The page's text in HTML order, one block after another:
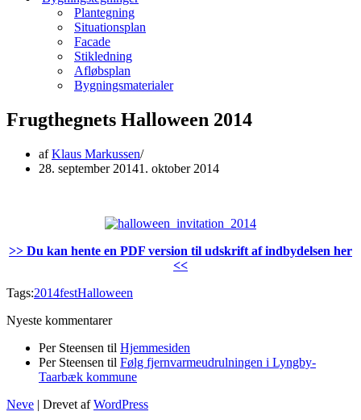
Plantegning
Situationsplan
Facade
Stikledning
Afløbsplan
Bygningsmaterialer
Frugthegnets Halloween 2014
afKlaus Markussen
28. september 20141. oktober 2014
>> Du kan hente en PDF version til udskrift af indbydelsen her
<<
Tags:2014festHalloween
Nyeste kommentarer
Per Steensen til Hjemmesiden
Per Steensen til Følg fjernvarmeudrulningen i Lyngby-
Taarbæk kommune
Neve | Drevet afWordPress